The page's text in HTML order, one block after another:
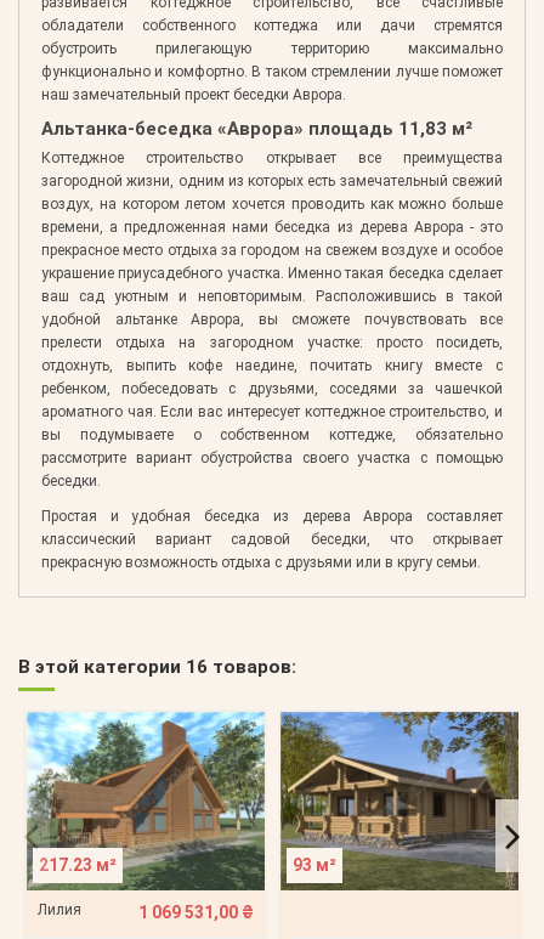
обладатели собственного коттеджа или дачи стремятся
обустроить прилегающую территорию максимально
функционально и комфортно. В таком стремлении лучше поможет
наш замечательный проект беседки Аврора.
Альтанка-беседка «Аврора» площадь 11,83 м²
Коттеджное строительство открывает все преимущества
загородной жизни, одним из которых есть замечательный свежий
воздух, на котором летом хочется проводить как можно больше
времени, а предложенная нами беседка из дерева Аврора - это
прекрасное место отдыха за городом на свежем воздухе и особое
украшение приусадебного участка. Именно такая беседка сделает
ваш сад уютным и неповторимым. Расположившись в такой
удобной альтанке Аврора, вы сможете почувствовать все
прелести отдыха на загородном участке: просто посидеть,
отдохнуть, выпить кофе наедине, почитать книгу вместе с
ребенком, побеседовать с друзьями, соседями за чашечкой
ароматного чая. Если вас интересует коттеджное строительство, и
вы подумываете о собственном коттедже, обязательно
рассмотрите вариант обустройства своего участка с помощью
беседки.
Простая и удобная беседка из дерева Аврора составляет
классический вариант садовой беседки, что открывает
прекрасную возможность отдыха с друзьями или в кругу семьи.
В этой категории 16 товаров:
217.23 м²
Лилия 1 069 531,00 ₴
93 м²